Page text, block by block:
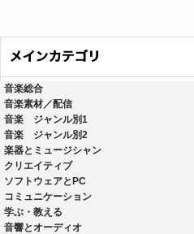
音楽総合
音楽素材／配信
音楽 ジャンル別1
音楽 ジャンル別2
楽器とミュージシャン
クリエイティブ
ソフトウェアとPC
コミュニケーション
学ぶ・教える
音響とオーディオ